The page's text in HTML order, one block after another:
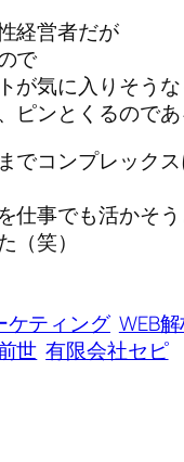
経営者だが
で
が気に入りそう
ピンとくるのであ
でコンプレック
仕事でも活かそう
（笑）
ケティング WEB
世 有限会社セピ